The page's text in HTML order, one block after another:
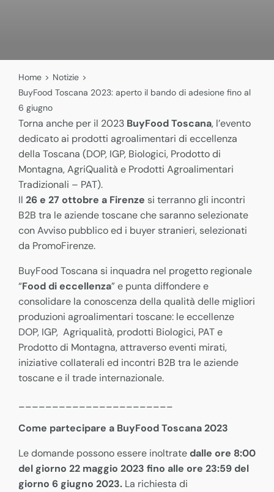
Home > Notizie >
BuyFood Toscana 2023: aperto il bando di adesione fino al
6 giugno
Torna anche per il 2023 BuyFood Toscana, l’evento
dedicato ai prodotti agroalimentari di eccellenza
della Toscana (DOP, IGP, Biologici, Prodotto di
Montagna, AgriQualità e Prodotti Agroalimentari
Tradizionali – PAT).
Il 26 e 27 ottobre a Firenze si terranno gli incontri
B2B tra le aziende toscane che saranno selezionate
con Avviso pubblico ed i buyer stranieri, selezionati
da PromoFirenze.
BuyFood Toscana si inquadra nel progetto regionale
“Food di eccellenza” e punta diffondere e
consolidare la conoscenza della qualità delle migliori
produzioni agroalimentari toscane: le eccellenze
DOP, IGP, Agriqualità, prodotti Biologici, PAT e
Prodotto di Montagna, attraverso eventi mirati,
iniziative collaterali ed incontri B2B tra le aziende
toscane e il trade internazionale.
Come partecipare a BuyFood Toscana 2023
Le domande possono essere inoltratedalle ore 8:00
del giorno 22 maggio 2023 fino alle ore 23:59 del
giorno 6 giugno 2023. La richiesta di